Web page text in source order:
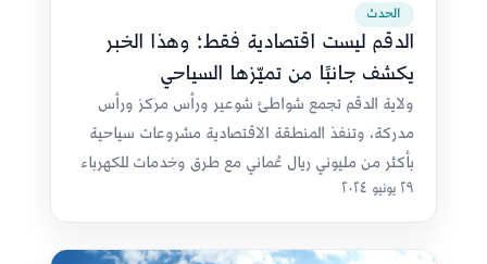
الحدث
الدقم ليست اقتصادية فقط؛ وهذا الخبر
يكشف جانبًا من تميّزها السياحي
ولاية الدقم تجمع شواطئ شوعير ورأس مركز ورأس
مدركة، وتنفذ المنطقة الاقتصادية مشروعات سياحية
بأكثر من مليوني ريال عُماني مع طرق وخدمات للكهرباء
والمياه.
٢٩ يونيو ٢٠٢٤